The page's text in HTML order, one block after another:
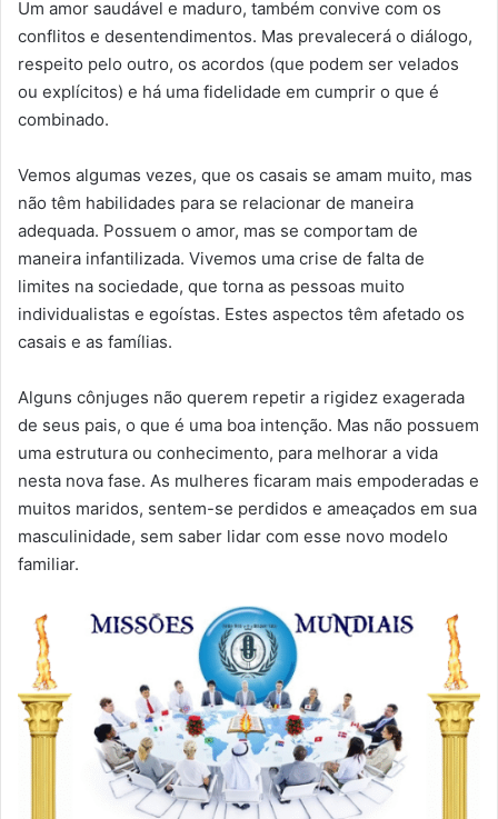
Um amor saudável e maduro, também convive com os
conflitos e desentendimentos. Mas prevalecerá o diálogo,
respeito pelo outro, os acordos (que podem ser velados
ou explícitos) e há uma fidelidade em cumprir o que é
combinado.
Vemos algumas vezes, que os casais se amam muito, mas
não têm habilidades para se relacionar de maneira
adequada. Possuem o amor, mas se comportam de
maneira infantilizada. Vivemos uma crise de falta de
limites na sociedade, que torna as pessoas muito
individualistas e egoístas. Estes aspectos têm afetado os
casais e as famílias.
Alguns cônjuges não querem repetir a rigidez exagerada
de seus pais, o que é uma boa intenção. Mas não possuem
uma estrutura ou conhecimento, para melhorar a vida
nesta nova fase. As mulheres ficaram mais empoderadas e
muitos maridos, sentem-se perdidos e ameaçados em sua
masculinidade, sem saber lidar com esse novo modelo
familiar.